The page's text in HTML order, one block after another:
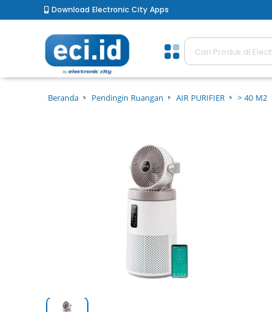
Download Electronic City Apps
Beranda Pendingin Ruangan AIR PURIFIER > 40 M2